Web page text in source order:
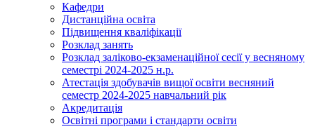
Кафедри
Дистанційна освіта
Підвищення кваліфікації
Розклад занять
Розклад заліково-екзаменаційної сесії у весняному
семестрі 2024-2025 н.р.
Атестація здобувачів вищої освіти весняний
семестр 2024-2025 навчальний рік
Акредитація
Освітні програми і стандарти освіти